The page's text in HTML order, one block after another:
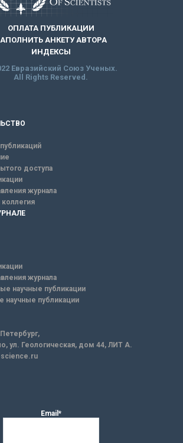
ОПЛАТА ПУБЛИКАЦИИ
АНКЕТУ АВТОРА
ИНДЕКСЫ
Евразийский Союз Ученых.
All Rights Reserved.
доступа
журнала
журнала
научные публикации
научные публикации
ул. Геологическая, дом 44, ЛИТ А.
science.ru
Email*